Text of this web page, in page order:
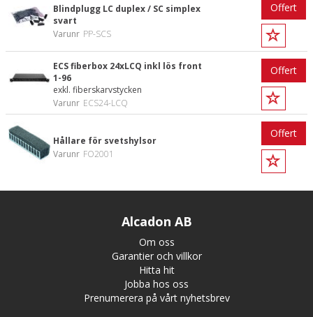
Blindplugg LC duplex / SC simplex
svart
Varunr PP-SCS
Offert
ECS fiberbox 24xLCQ inkl lös front
1-96
exkl. fiberskarvstycken
Varunr ECS24-LCQ
Offert
Hållare för svetshylsor
Varunr FO2001
Offert
Alcadon AB
Om oss
Garantier och villkor
Hitta hit
Jobba hos oss
Prenumerera på vårt nyhetsbrev